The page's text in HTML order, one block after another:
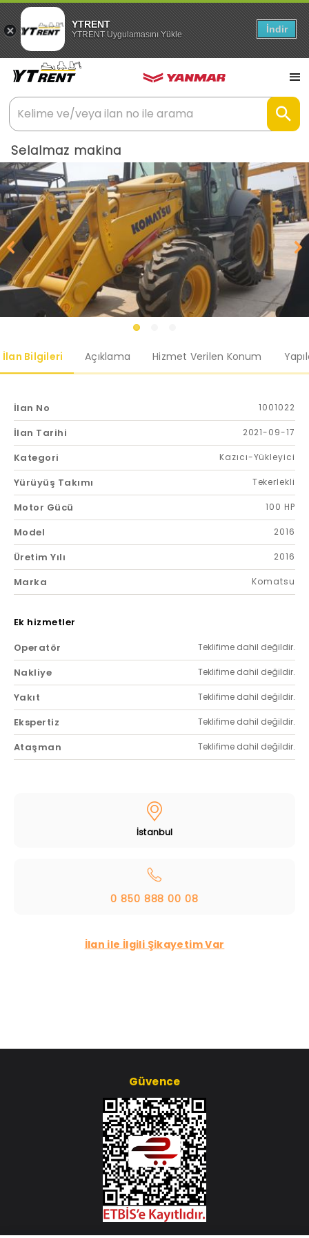
YTRENT
YTRENT Uygulamasını Yükle İndir
Selalmaz makina
İlan Bilgileri Açıklama Hizmet Verilen Konum
İlan No 1001022
İlan Tarihi 2021-09-17
Kategori Kazıcı-Yükleyici
Yürüyüş Takımı Tekerlekli
Motor Gücü 100 HP
Model 2016
Üretim Yılı 2016
Marka Komatsu
Ek hizmetler
Operatör
Teklifime dahil değildir.
Nakliye Teklifime dahil değildir.
Yakıt Teklifime dahil değildir.
Ekspertiz Teklifime dahil değildir.
Ataşman Teklifime dahil değildir.
İstanbul
0 850 888 00 08
İlan ile İlgili Şikayetim Var
Güvence